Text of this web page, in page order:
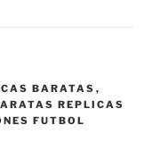
BARATAS ,
REPLICAS
FUTBOL